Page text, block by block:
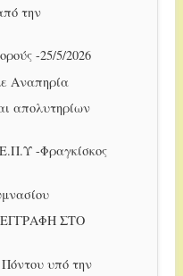
την
-25/5/2026
Αναπηρία
απολυτηρίων
-Φραγκίσκος
ΣΤΟ
υπό την